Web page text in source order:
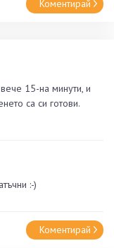
Коментирай
15-на минути, и
са си готови.
:-)
Коментирай